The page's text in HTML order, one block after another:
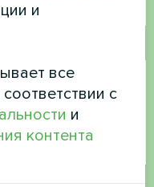
и
все
с
и
контента